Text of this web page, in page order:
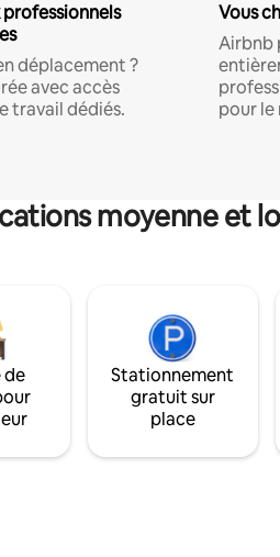
déplacement ?
avec accès
travail dédiés.
Vous
Airbnb
pour
moyenne et
de
Stationnement
gratuit sur
place